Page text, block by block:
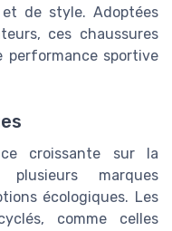
de style. Adoptées
ces chaussures
performance sportive
croissante sur la
plusieurs marques
écologiques. Les
comme celles